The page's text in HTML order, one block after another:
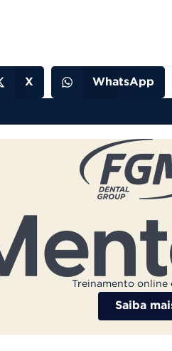
X WhatsApp
Treinamento
Saiba